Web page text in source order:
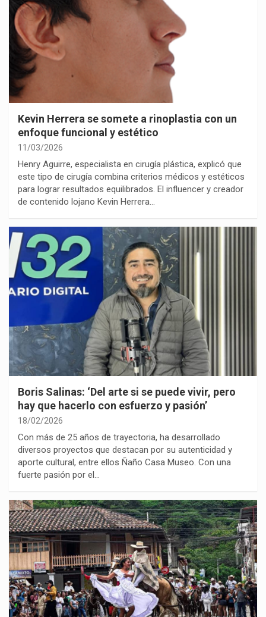
Kevin Herrera se somete a rinoplastia con un
enfoque funcional y estético
11/03/2026
Henry Aguirre, especialista en cirugía plástica, explicó que
este tipo de cirugía combina criterios médicos y estéticos
para lograr resultados equilibrados. El influencer y creador
de contenido lojano Kevin Herrera…
Boris Salinas: ‘Del arte si se puede vivir, pero
hay que hacerlo con esfuerzo y pasión’
18/02/2026
Con más de 25 años de trayectoria, ha desarrollado
diversos proyectos que destacan por su autenticidad y
aporte cultural, entre ellos Ñaño Casa Museo. Con una
fuerte pasión por el…